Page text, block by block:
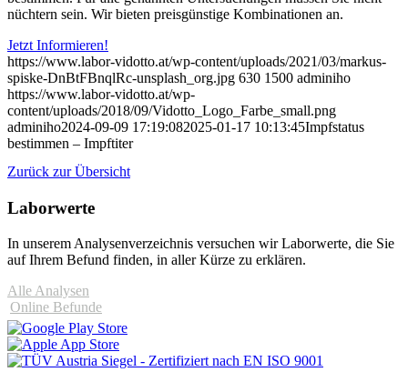
nüchtern sein. Wir bieten preisgünstige Kombinationen an.
Jetzt Informieren!
https://www.labor-vidotto.at/wp-content/uploads/2021/03/markus-
spiske-DnBtFBnqlRc-unsplash_org.jpg 630 1500 adminiho
https://www.labor-vidotto.at/wp-
content/uploads/2018/09/Vidotto_Logo_Farbe_small.png
adminiho2024-09-09 17:19:082025-01-17 10:13:45Impfstatus
bestimmen – Impftiter
Zurück zur Übersicht
Laborwerte
In unserem Analysen­verzeichnis versuchen wir Laborwerte, die Sie
auf Ihrem Befund finden, in aller Kürze zu erklären.
Alle Analysen
Online Befunde